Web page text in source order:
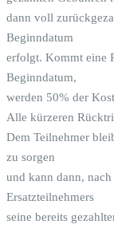
dann voll
Beginndatum
erfolgt. Kommt eine
Beginndatum,
werden 50% der
Alle kürzeren
Dem Teilnehmer
zu sorgen
und kann dann,
Ersatzteilnehmers
seine bereits